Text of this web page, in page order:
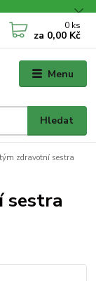
Menu
Hledat
0 ks
za 0,00 Kč
zdravotní sestra
sestra